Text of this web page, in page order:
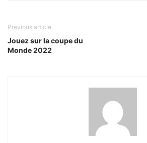
Previous article
Jouez sur la coupe du
Monde 2022